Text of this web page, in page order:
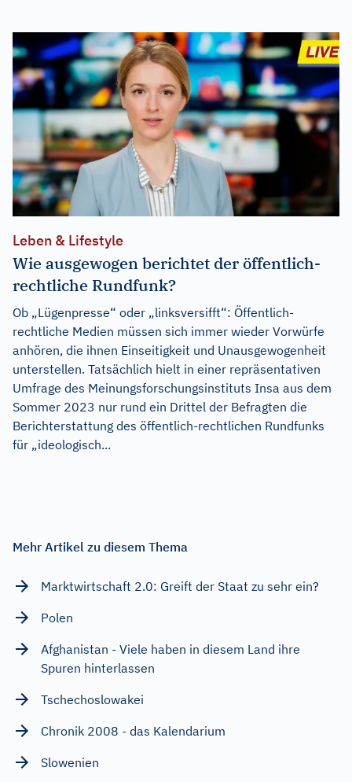
Leben & Lifestyle
Wie ausgewogen berichtet der öffentlich-
rechtliche Rundfunk?
Ob „Lügenpresse“ oder „linksversifft“: Öffentlich-
rechtliche Medien müssen sich immer wieder Vorwürfe
anhören, die ihnen Einseitigkeit und Unausgewogenheit
unterstellen. Tatsächlich hielt in einer repräsentativen
Umfrage des Meinungsforschungsinstituts Insa aus dem
Sommer 2023 nur rund ein Drittel der Befragten die
Berichterstattung des öffentlich-rechtlichen Rundfunks
für „ideologisch...
Mehr Artikel zu diesem Thema
Marktwirtschaft 2.0: Greift der Staat zu sehr ein?
Polen
Afghanistan - Viele haben in diesem Land ihre
Spuren hinterlassen
Tschechoslowakei
Chronik 2008 - das Kalendarium
Slowenien